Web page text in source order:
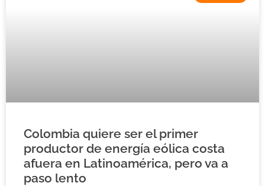
Colombia quiere ser el primer
productor de energía eólica costa
afuera en Latinoamérica, pero va a
paso lento